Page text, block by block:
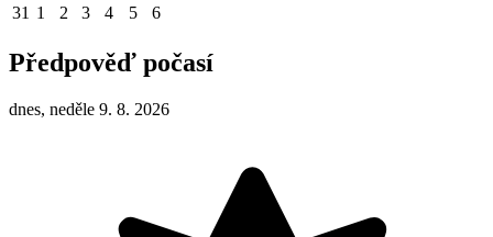
31 1 2 3 4 5 6
Předpověď počasí
dnes, neděle 9. 8. 2026